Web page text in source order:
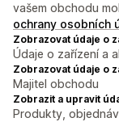
vašem obchodu
ochrany osobních
Zobrazovat údaje o
Údaje o zařízení a
Zobrazovat údaje o
Majitel obchodu
Zobrazit a upravit
Produkty,